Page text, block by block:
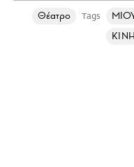
Θέατρο Tags